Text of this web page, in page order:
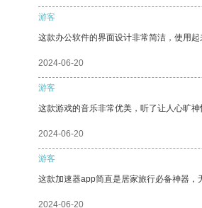
游客
这款办公软件的界面设计非常简洁，使用
2024-06-20
游客
这款游戏的音乐非常优美，听了让人心旷神
2024-06-20
游客
这款加速器app简直是居家旅行必备神器，
2024-06-20